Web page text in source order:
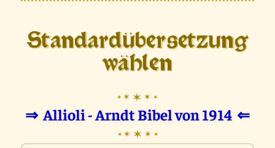
Standardübersetzung
wählen
✶ ✶ ✶ ✶ ✶
⇒ Allioli - Arndt Bibel von 1914 ⇐
✶ ✶ ✶ ✶ ✶